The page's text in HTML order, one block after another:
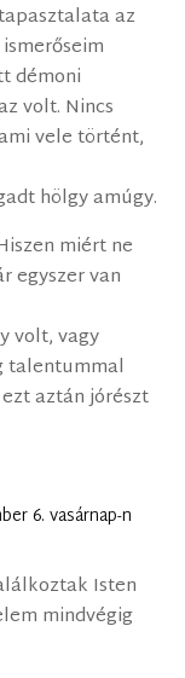
az
démoni
volt. Nincs
vele történt,
hölgy amúgy.
miért ne
egyszer van
volt, vagy
talentummal
aztán jórészt
6. vasárnap-n
Isten
mindvégig